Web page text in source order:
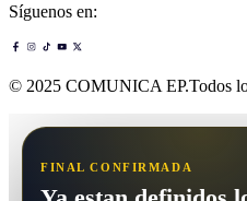
Síguenos en:
© 2025 COMUNICA EP.Todos
FINAL CONFIRMADA